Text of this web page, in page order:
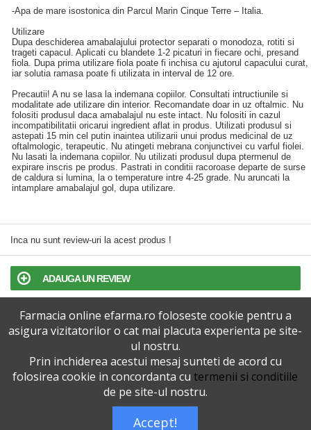
-Apa de mare isostonica din Parcul Marin Cinque Terre – Italia.
Utilizare
Dupa deschiderea amabalajului protector separati o monodoza, rotiti si
trageti capacul. Aplicati cu blandete 1-2 picaturi in fiecare ochi, presand
fiola. Dupa prima utilizare fiola poate fi inchisa cu ajutorul capacului curat,
iar solutia ramasa poate fi utilizata in interval de 12 ore.
Precautii! A nu se lasa la indemana copiilor. Consultati intructiunile si
modalitate ade utilizare din interior. Recomandate doar in uz oftalmic. Nu
folositi produsul daca amabalajul nu este intact. Nu folositi in cazul
incompatibilitatii oricarui ingredient aflat in produs. Utilizati produsul si
astepati 15 min cel putin inaintea utilizarii unui produs medicinal de uz
oftalmologic, terapeutic. Nu atingeti mebrana conjunctivei cu varful fiolei.
Nu lasati la indemana copiilor. Nu utilizati produsul dupa ptermenul de
expirare inscris pe produs. Pastrati in conditii racoroase departe de surse
de caldura si lumina, la o temperature intre 4-25 grade. Nu aruncati la
intamplare amabalajul gol, dupa utilizare.
Inca nu sunt review-uri la acest produs !
ADAUGA UN REVIEW
TERMENI SI CONDITII
POLITICA DE CONFIDENTIALITATE
VERSIUNEA DESKTOP
Farmacia online efarma.ro foloseste cookie pentru a
asigura vizitatorilor o cat mai placuta experienta pe site-
ul nostru.
Prin inchiderea acestui mesaj sunteti de acord cu
folosirea cookie in concordanta cu termenii si conditiile
de pe site-ul nostru.
Accept!